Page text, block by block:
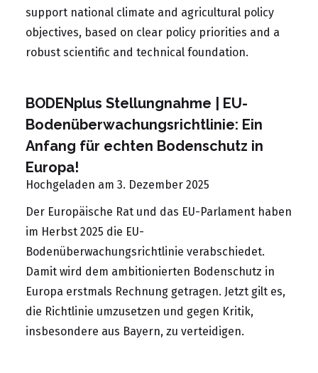
support national climate and agricultural policy
objectives, based on clear policy priorities and a
robust scientific and technical foundation.
BODENplus Stellungnahme | EU-
Bodenüberwachungsrichtlinie: Ein
Anfang für echten Bodenschutz in
Europa!
Hochgeladen am 3. Dezember 2025
Der Europäische Rat und das EU-Parlament haben
im Herbst 2025 die EU-
Bodenüberwachungsrichtlinie verabschiedet.
Damit wird dem ambitionierten Bodenschutz in
Europa erstmals Rechnung getragen. Jetzt gilt es,
die Richtlinie umzusetzen und gegen Kritik,
insbesondere aus Bayern, zu verteidigen.